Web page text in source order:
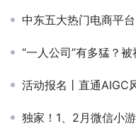
中东五大热门电商平
“一人公司”有多猛？被社交巨头收
活动报名丨直通AIGC风
独家！1、2月微信小